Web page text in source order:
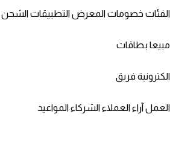
الفئات خصوماتالمعرضالتطبيقاتالشحن
مبيعا بطاقات
الكترونية فريق
العمل آراء العملاءالشركاءالمواعيد